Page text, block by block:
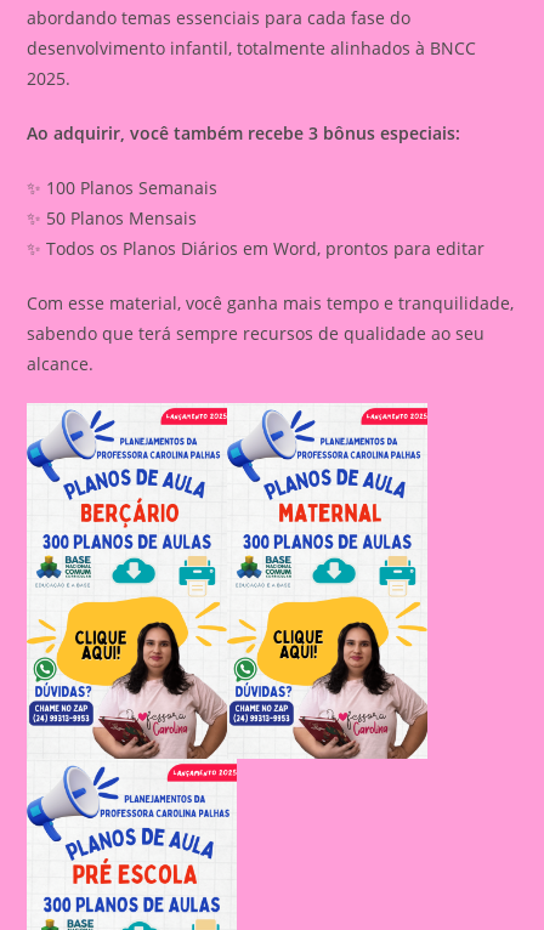
abordando temas essenciais para cada fase do
desenvolvimento infantil, totalmente alinhados à BNCC
2025.
Ao adquirir, você também recebe 3 bônus especiais:
✨ 100 Planos Semanais
✨ 50 Planos Mensais
✨ Todos os Planos Diários em Word, prontos para editar
Com esse material, você ganha mais tempo e tranquilidade,
sabendo que terá sempre recursos de qualidade ao seu
alcance.